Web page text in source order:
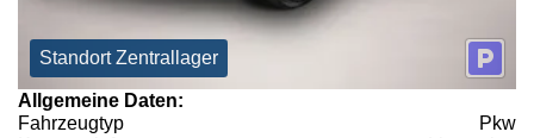
Standort Zentrallager
Allgemeine Daten:
Fahrzeugtyp
Pkw